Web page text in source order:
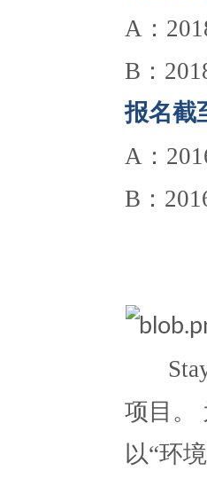
A：
B：
报名截
A：
B：
Stay
项目。
以“环